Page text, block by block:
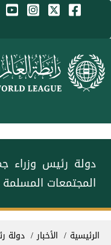
تجاوز إلى المحتوى الرئيسي
Menu Arabic
‏دولة رئيس وزراء
المجتمعات المسلمة
مسار التنقل
الرئيسية الأخبار ‏دولة